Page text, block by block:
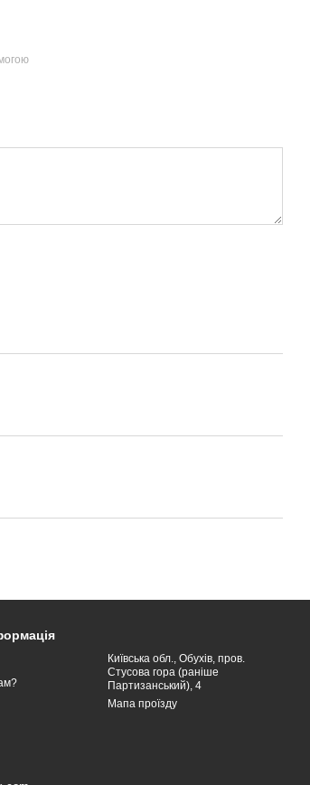
Київська обл., Обухів, пров.
Стусова гора (раніше
Партизанський), 4
Мапа проїзду